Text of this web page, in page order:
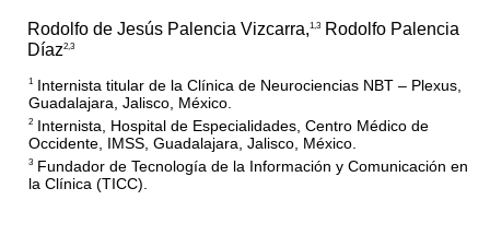
Rodolfo de Jesús Palencia Vizcarra,1,3
Rodolfo Palencia
Díaz2,3
1 Internista titular de la Clínica de Neurociencias NBT – Plexus,
Guadalajara, Jalisco, México.
2 Internista, Hospital de Especialidades, Centro Médico de
Occidente, IMSS, Guadalajara, Jalisco, México.
3 Fundador de Tecnología de la Información y Comunicación en
la Clínica (TICC).